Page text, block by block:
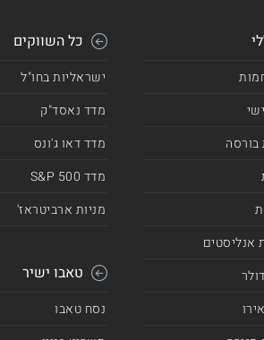
בורסה
אנליסטים
כל השווקים
ישראליות בחו"ל
מדד נאסד"ק
מדד דאו ג'ונס
מדד 500 S&P
מניות ארביטראז'
טאבו ישיר
נסח טאבו